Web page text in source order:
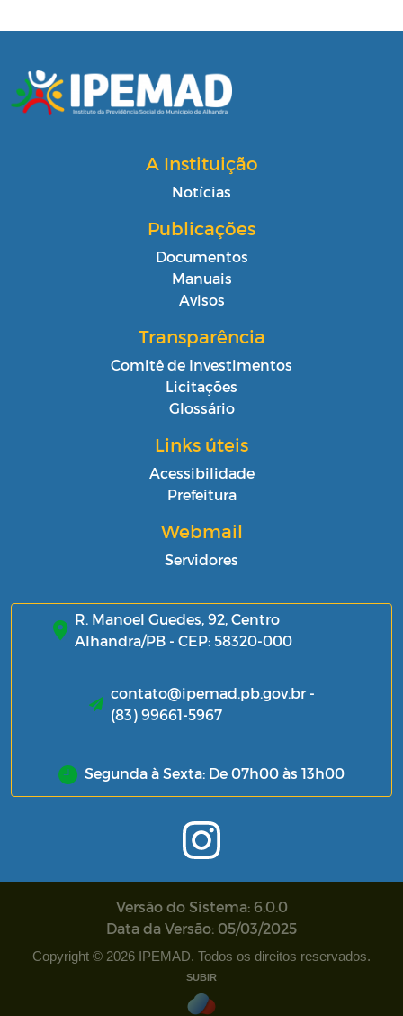
A Instituição
Notícias
Publicações
Documentos
Manuais
Avisos
Transparência
Comitê de Investimentos
Licitações
Glossário
Links úteis
Acessibilidade
Prefeitura
Webmail
Servidores
R. Manoel Guedes, 92, Centro
Alhandra/PB - CEP: 58320-000
contato@ipemad.pb.gov.br -
(83) 99661-5967
Segunda à Sexta: De 07h00 às 13h00
Versão do Sistema: 6.0.0
Data da Versão: 05/03/2025
Copyright © 2026 IPEMAD. Todos os direitos reservados.
SUBIR